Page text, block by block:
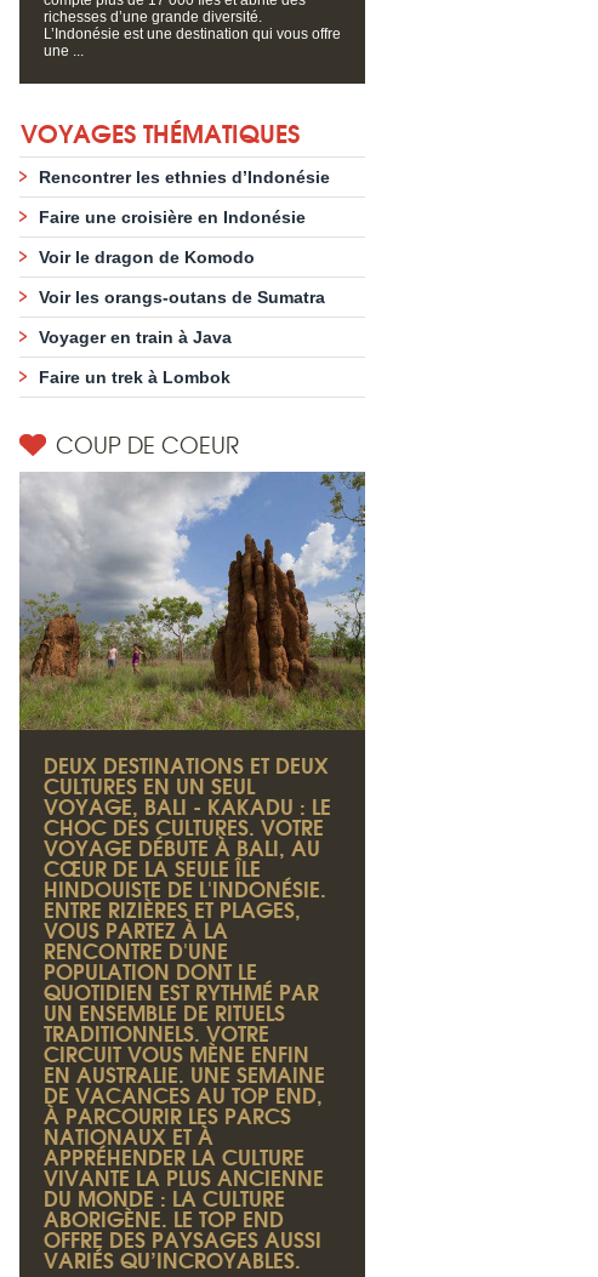
richesses d’une grande diversité.
L’Indonésie est une destination qui vous offre
une ...
VOYAGES THÉMATIQUES
Rencontrer les ethnies d’Indonésie
Faire une croisière en Indonésie
Voir le dragon de Komodo
Voir les orangs-outans de Sumatra
Voyager en train à Java
Faire un trek à Lombok
COUP DE COEUR
DEUX DESTINATIONS ET DEUX
CULTURES EN UN SEUL
VOYAGE, BALI - KAKADU : LE
CHOC DES CULTURES. VOTRE
VOYAGE DÉBUTE À BALI, AU
CŒUR DE LA SEULE ÎLE
HINDOUISTE DE L'INDONÉSIE.
ENTRE RIZIÈRES ET PLAGES,
VOUS PARTEZ À LA
RENCONTRE D'UNE
POPULATION DONT LE
QUOTIDIEN EST RYTHMÉ PAR
UN ENSEMBLE DE RITUELS
TRADITIONNELS. VOTRE
CIRCUIT VOUS MÈNE ENFIN
EN AUSTRALIE. UNE SEMAINE
DE VACANCES AU TOP END,
À PARCOURIR LES PARCS
NATIONAUX ET À
APPRÉHENDER LA CULTURE
VIVANTE LA PLUS ANCIENNE
DU MONDE : LA CULTURE
ABORIGÈNE. LE TOP END
OFFRE DES PAYSAGES AUSSI
VARIÉS QU’INCROYABLES.